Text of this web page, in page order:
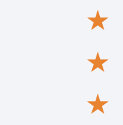
★
★
★